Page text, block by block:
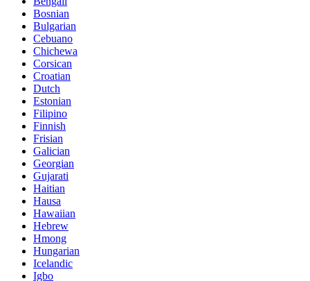
Bosnian
Bulgarian
Cebuano
Chichewa
Corsican
Croatian
Dutch
Estonian
Filipino
Finnish
Frisian
Galician
Georgian
Gujarati
Haitian
Hausa
Hawaiian
Hebrew
Hmong
Hungarian
Icelandic
Igbo